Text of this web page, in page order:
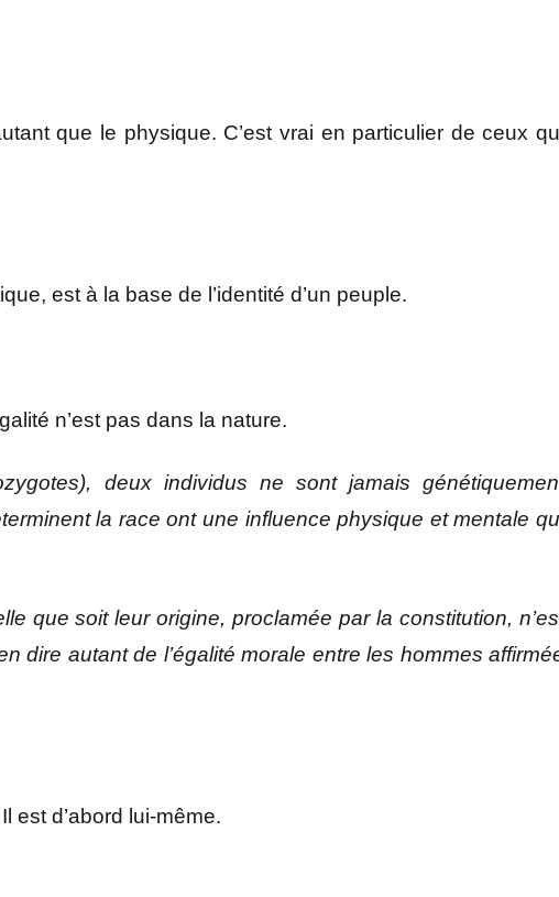
que le physique. C’est vrai en particulier de ceux
est à la base de l’identité d’un peuple.
n’est pas dans la nature.
deux individus ne sont jamais
la race ont une influence physique et mentale
que soit leur origine, proclamée par la constitution,
dire autant de l’égalité morale entre les hommes
est d’abord lui-même.